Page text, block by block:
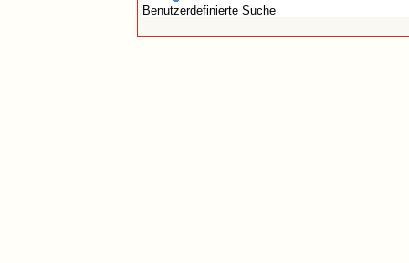
Benutzerdefinierte Suche